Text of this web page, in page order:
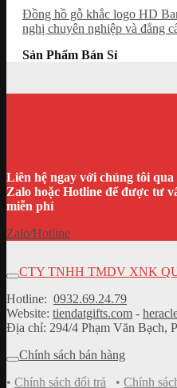
Đồng hồ gỗ khắc logo HD
nghị chuyên nghiệp và đẳng
Sản Phẩm Bán Sỉ
Liên hệ ngay với chúng tôi qua
Zalo hoặc Hotline để được tư
miễn phí
Zalo/Hotline
CTY TNHH TMDV XNK
Hotline: 0932.69.24.79
Website: tiendatgifts.com -
Địa chỉ: 294/4 Phạm Văn Bạch,
Chính sách bán hàng
• Chính sách đổi trả • Chính